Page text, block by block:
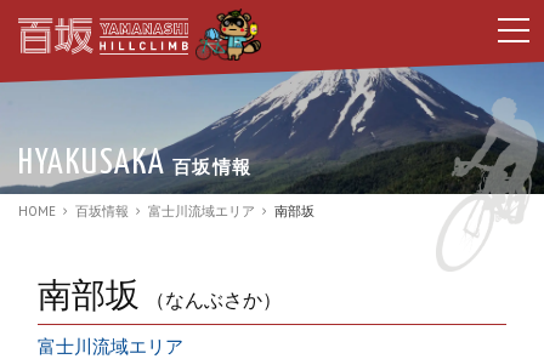
t
o
g
l
e
a
v
i
g
HYAKUSAKA 百坂情報
HOME 百坂情報 富士川流域エリア 南部坂
南部坂 （なんぶさか）
富士川流域エリア